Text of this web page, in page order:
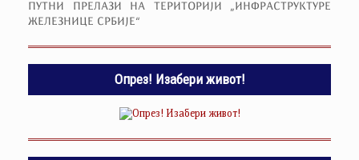
ПУТНИ ПРЕЛАЗИ НА ТЕРИТОРИЈИ „ИНФРАСТРУКТУРЕ
ЖЕЛЕЗНИЦЕ СРБИЈЕ“
Опрез! Изабери живот!